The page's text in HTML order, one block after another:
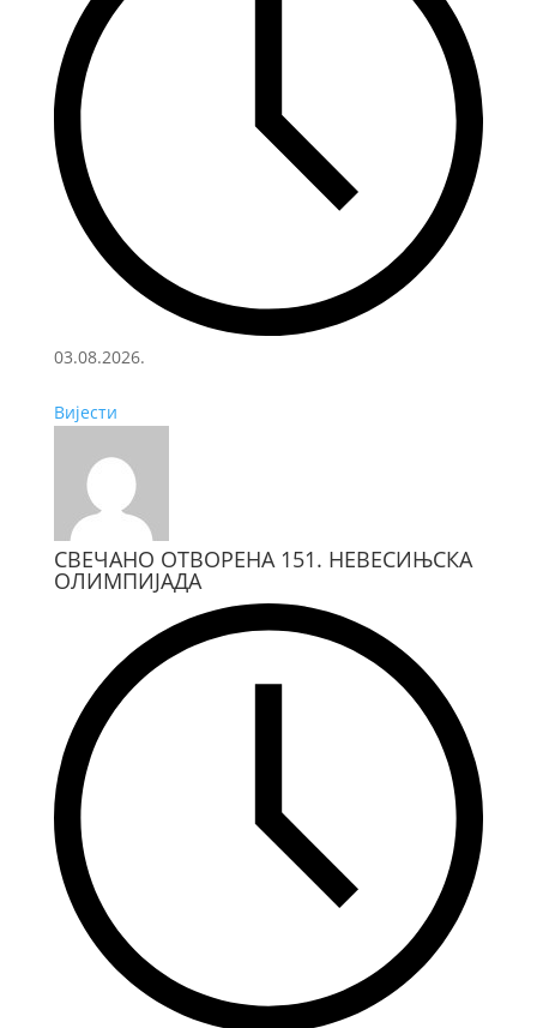
03.08.2026.
Вијести
СВЕЧАНО ОТВОРЕНА 151. НЕВЕСИЊСКА
ОЛИМПИЈАДА